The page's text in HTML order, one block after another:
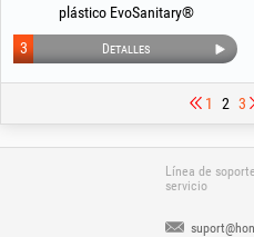
plástico EvoSanitary®
Detalles
3
1 2 3
Línea de
servicio